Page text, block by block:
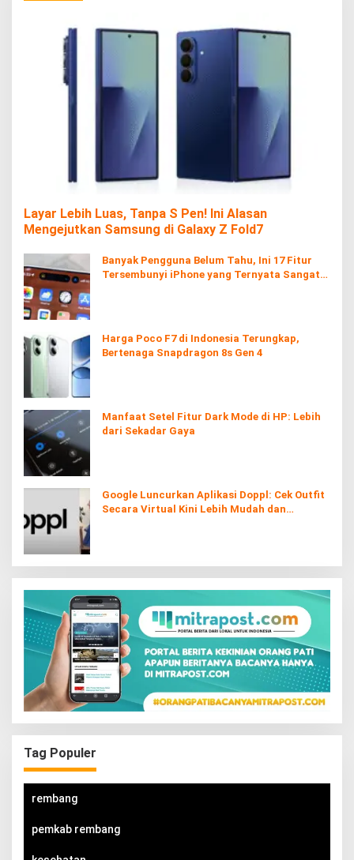
Layar Lebih Luas, Tanpa S Pen! Ini Alasan
Mengejutkan Samsung di Galaxy Z Fold7
Banyak Pengguna Belum Tahu, Ini 17 Fitur
Tersembunyi iPhone yang Ternyata Sangat
Harga Poco F7 di Indonesia Terungkap,
Bertenaga Snapdragon 8s Gen 4
Manfaat Setel Fitur Dark Mode di HP: Lebih
dari Sekadar Gaya
Google Luncurkan Aplikasi Doppl: Cek Outfit
Secara Virtual Kini Lebih Mudah dan
Tag Populer
rembang
pemkab rembang